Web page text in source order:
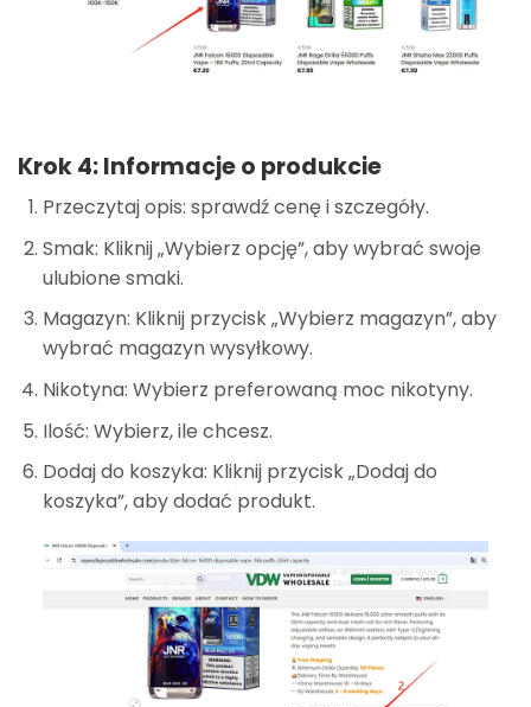
Krok 4: Informacje o produkcie
Przeczytaj opis: sprawdź cenę i szczegóły.
Smak: Kliknij „Wybierz opcję”, aby wybrać swoje
ulubione smaki.
Magazyn: Kliknij przycisk „Wybierz magazyn”, aby
wybrać magazyn wysyłkowy.
Nikotyna: Wybierz preferowaną moc nikotyny.
Ilość: Wybierz, ile chcesz.
Dodaj do koszyka: Kliknij przycisk „Dodaj do
koszyka”, aby dodać produkt.